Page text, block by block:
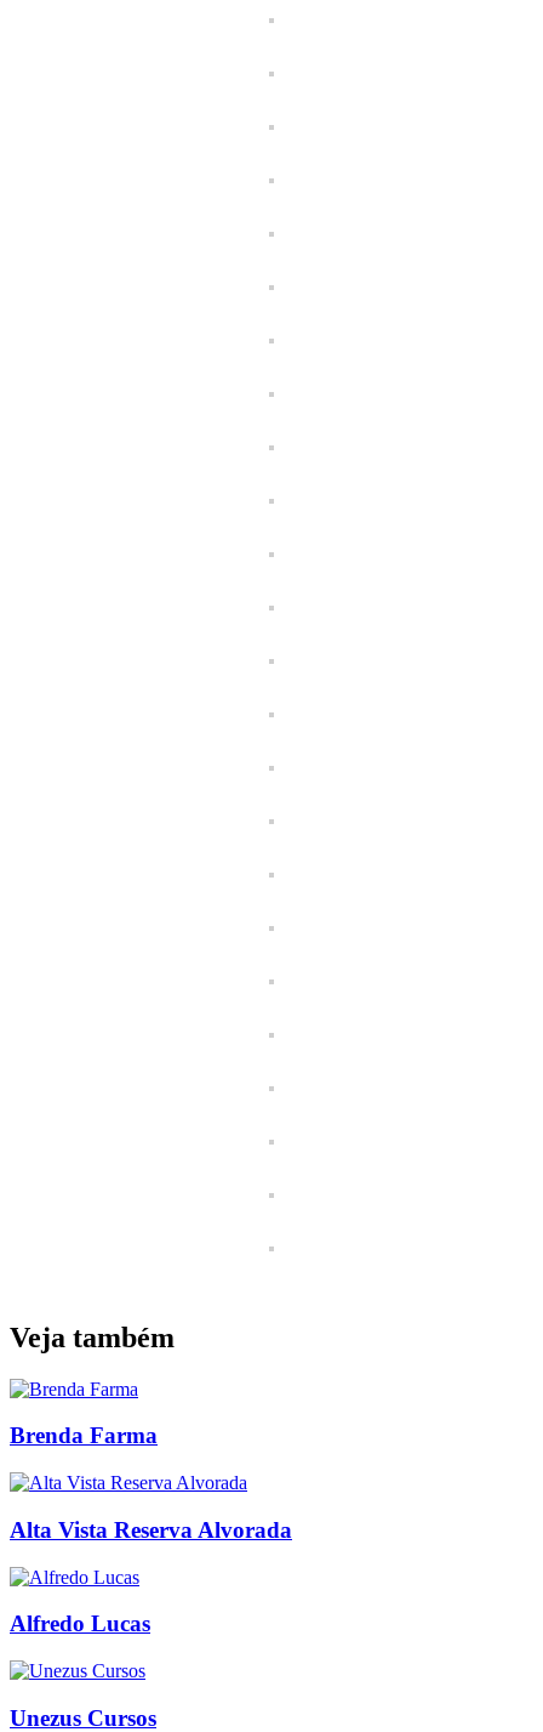
Veja também
Brenda Farma
Alta Vista Reserva Alvorada
Alfredo Lucas
Unezus Cursos